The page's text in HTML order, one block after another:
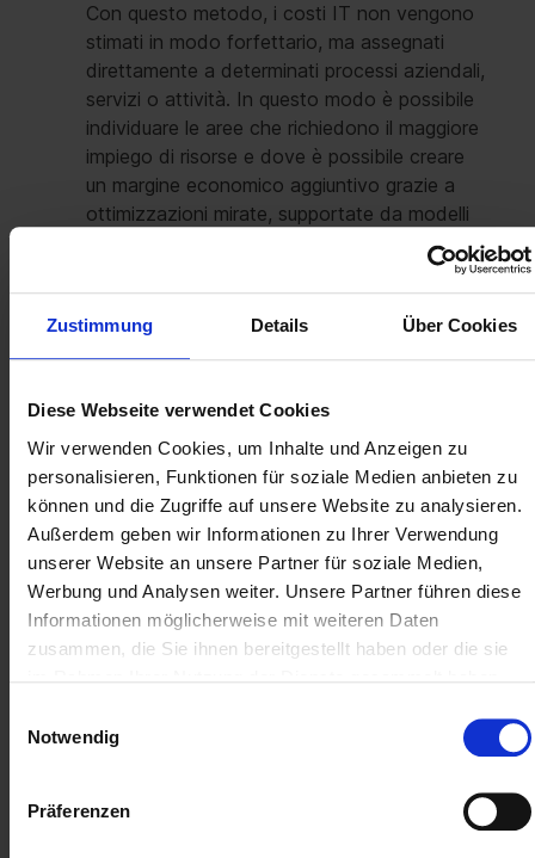
Zustimmung Details Über Cookies
Diese Webseite verwendet Cookies
Wir verwenden Cookies, um Inhalte und Anzeigen zu
personalisieren, Funktionen für soziale Medien anbieten zu
können und die Zugriffe auf unsere Website zu analysieren.
Außerdem geben wir Informationen zu Ihrer Verwendung
unserer Website an unsere Partner für soziale Medien,
Werbung und Analysen weiter. Unsere Partner führen diese
Informationen möglicherweise mit weiteren Daten
zusammen, die Sie ihnen bereitgestellt haben oder die sie
Notwendig
Präferenzen
Con questo metodo, i costi IT non vengono
stimati in modo forfettario, ma assegnati
direttamente a determinati processi aziendali,
servizi o attività. In questo modo è possibile
individuare le aree che richiedono il maggiore
impiego di risorse e dove è possibile creare
un margine economico aggiuntivo grazie a
ottimizzazioni mirate, supportate da modelli
di licenza adeguati o servizi complementari di
un partner qualificato, al fine di alleggerire il
budget IT.
budget IT efficace nasce quando si individuano e
significativi senza limitare la capacità di agire. Una
certa flessibilità è utile per poter reagire agli
sviluppi tecnologici o alle nuove esigenze
aziendali. Ciò non significa però che i budget
debbano diventare imprevedibili, anzi. Chi
pianifica riserve realistiche e verifica regolarmente
dove è possibile ottimizzare i costi, crea una
pianificazione che rimane stabile e adattabile.
consigli per